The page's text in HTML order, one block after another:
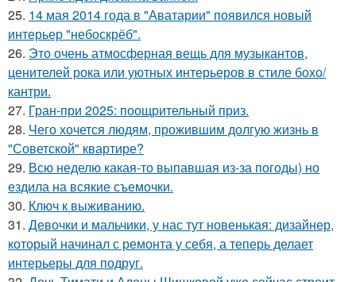
25. 14 мая 2014 года в "Аватарии" появился новый
интерьер "небоскрёб".
26. Это очень атмосферная вещь для музыкантов,
ценителей рока или уютных интерьеров в стиле бохо/
кантри.
27. Гран-при 2025: поощрительный приз.
28. Чего хочется людям, прожившим долгую жизнь в
"Советской" квартире?
29. Всю неделю какая-то выпавшая из-за погоды) но
ездила на всякие съемочки.
30. Ключ к выживанию.
31. Девочки и мальчики, у нас тут новенькая: дизайнер,
который начинал с ремонта у себя, а теперь делает
интерьеры для подруг.